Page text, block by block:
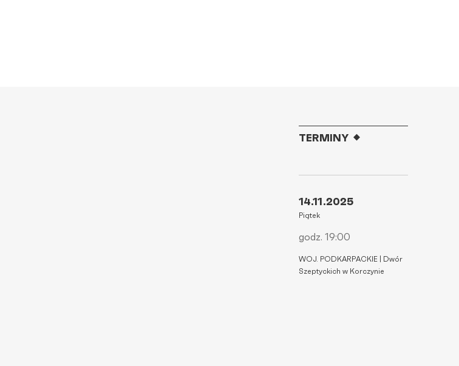
TERMINY
14.11.2025
Piątek
godz. 19:00
WOJ. PODKARPACKIE | Dwór
Szeptyckich w Korczynie